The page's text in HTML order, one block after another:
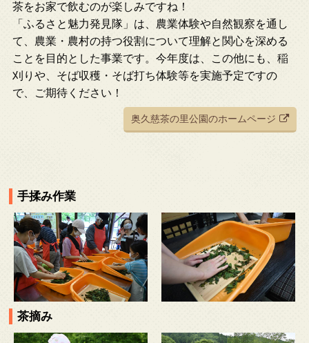
茶をお家で飲むのが楽しみですね！
「ふるさと魅力発見隊」は、農業体験や自然観察を通し
て、農業・農村の持つ役割について理解と関心を深める
ことを目的とした事業です。今年度は、この他にも、稲
刈りや、そば収穫・そば打ち体験等を実施予定ですの
で、ご期待ください！
奥久慈茶の里公園のホームページ
手揉み作業
茶摘み